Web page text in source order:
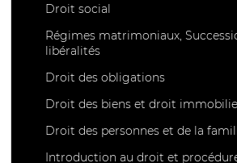
Droit social
Régimes matrimoniaux,
libéralités
Droit des obligations
Droit des biens et droit
Droit des personnes et de la
Introduction au droit et